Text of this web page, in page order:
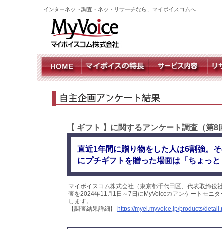
インターネット調査・ネットリサーチなら、マイボイスコムへ
【 ギフト 】に関するアンケート調査（第8
直近1年間に贈り物をした人は6割強。
にプチギフトを贈った場面は「ちょっ
マイボイスコム株式会社（東京都千代田区、代表取締
査を2024年11月1日～7日にMyVoiceのアンケートモニ
します。
【調査結果詳細】
https://myel.myvoice.jp/products/